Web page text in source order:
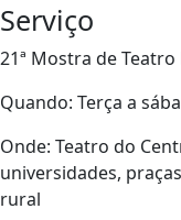
Serviço
21ª Mostra de
Quando: Terça a
Onde: Teatro do
universidades,
rural